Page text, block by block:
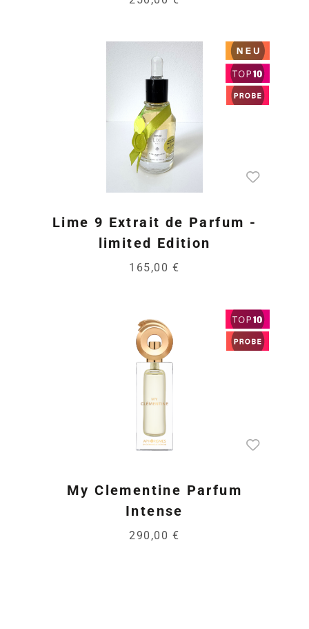
Lime 9 Extrait de Parfum -
limited Edition
165,00 €
My Clementine Parfum
Intense
290,00 €